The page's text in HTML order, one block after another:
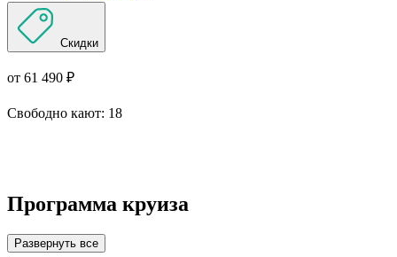
Скидки
от 61 490 ₽
Свободно кают: 18
Программа круиза
Развернуть все